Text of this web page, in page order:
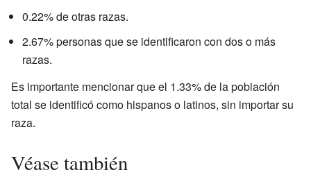
0.22% de otras razas.
2.67% personas que se identificaron con dos o más
razas.
Es importante mencionar que el 1.33% de la población
total se identificó como hispanos o latinos, sin importar su
raza.
Véase también